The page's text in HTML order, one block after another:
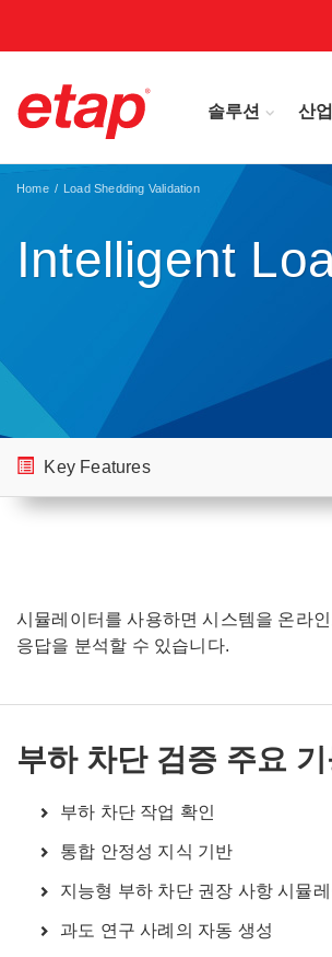
솔루션 산업
Intelligent
Home Load Shedding Validation
Key Features
시뮬레이터를 사용하면 시스템을 온라
응답을 분석할 수 있습니다.
부하 차단 검증 주요
부하 차단 작업 확인
통합 안정성 지식 기반
지능형 부하 차단 권장 사항 시뮬레
과도 연구 사례의 자동 생성